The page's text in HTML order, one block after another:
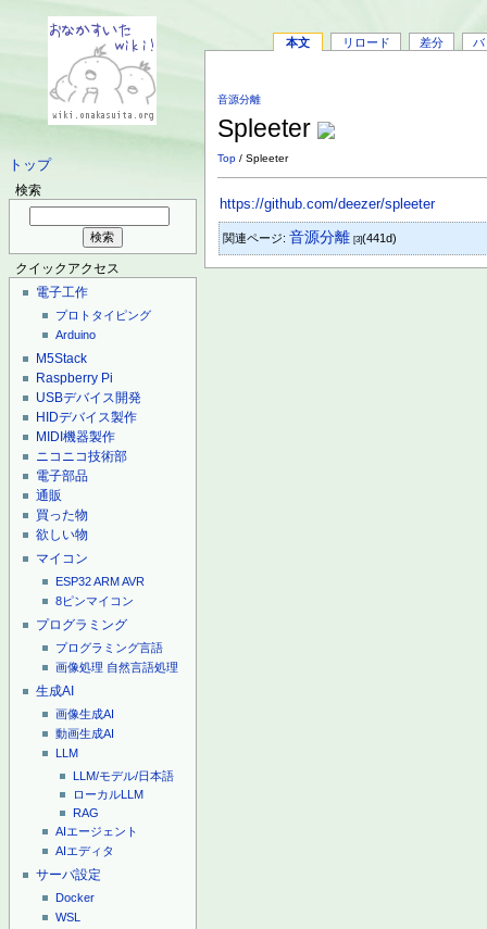
トップ
検索
クイックアクセス
電子工作
プロトタイピング
Arduino
M5Stack
Raspberry Pi
USBデバイス開発
HIDデバイス製作
MIDI機器製作
ニコニコ技術部
電子部品
通販
買った物
欲しい物
マイコン
ESP32ARMAVR
8ピンマイコン
プログラミング
プログラミング言語
画像処理 自然言語処理
生成AI
画像生成AI
動画生成AI
LLM
LLM/モデル/日本語
ローカルLLM
RAG
AIエージェント
AIエディタ
サーバ設定
Docker
WSL
本文 リロード 差分 バ
音源分離
Spleeter
Top / Spleeter
https://github.com/deezer/spleeter
関連ページ:音源分離 [3](441d)